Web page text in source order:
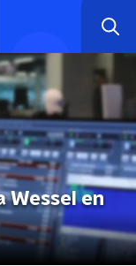
Wessel en